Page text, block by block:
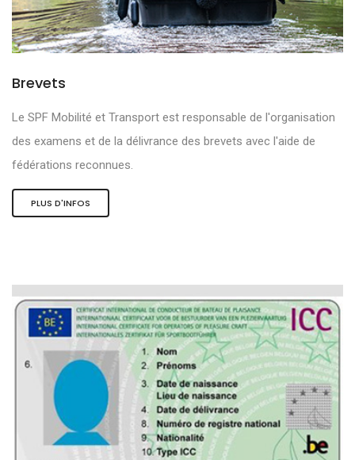
Brevets
Le SPF Mobilité et Transport est responsable de l'organisation
des examens et de la délivrance des brevets avec l'aide de
fédérations reconnues.
PLUS D'INFOS